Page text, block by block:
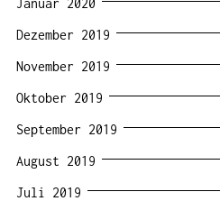
Dezember 2019
November 2019
Oktober 2019
September 2019
August 2019
Juli 2019